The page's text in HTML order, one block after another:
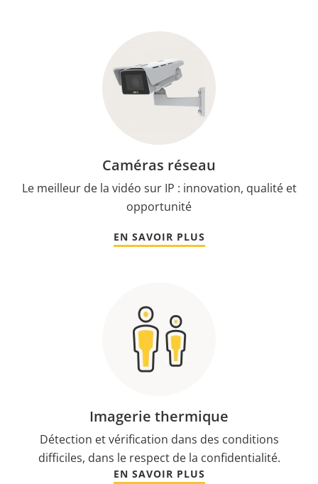
Caméras réseau
Le meilleur de la vidéo sur IP : innovation, qualité et
opportunité
EN SAVOIR PLUS
Imagerie thermique
Détection et vérification dans des conditions
difficiles, dans le respect de la confidentialité.
EN SAVOIR PLUS